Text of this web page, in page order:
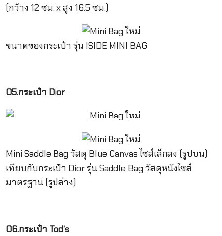
(กว้าง 12 ซม. x สูง 16.5 ซม.)
ขนาดของกระเป๋า รุ่น ISIDE MINI BAG
05.กระเป๋า Dior
Mini Saddle Bag วัสดุ Blue Canvas ไซส์เล็กลง (รูปบน)
เทียบกับกระเป๋า Dior รุ่น Saddle Bag วัสดุหนังไซส์
มาตรฐาน (รูปล่าง)
06.กระเป๋า Tod’s